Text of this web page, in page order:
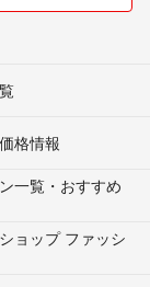
格情報
一覧・おすすめ
ョップ ファッシ